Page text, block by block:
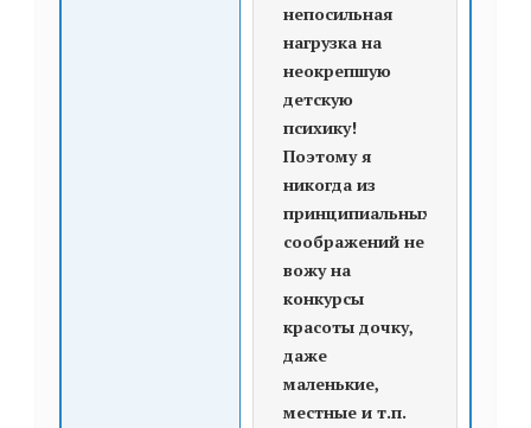
непосильная
нагрузка на
неокрепшую
детскую
психику!
Поэтому я
никогда из
принципиальных
соображений не
вожу на
конкурсы
красоты дочку,
даже
маленькие,
местные и т.п.